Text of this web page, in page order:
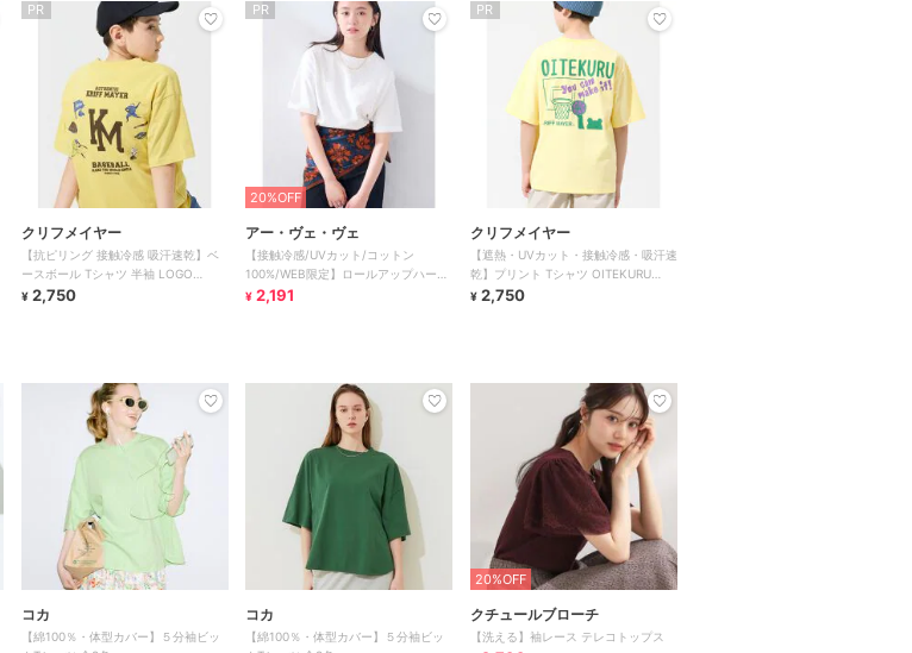
PR
クリフメイヤー
【抗ピリング 接触冷感 吸汗速乾】ベ
ースボール Tシャツ 半袖 LOGO
120cm～170cm
¥ 2,750
PR
20%OFF
アー・ヴェ・ヴェ
【接触冷感/UVカット/コットン
100%/WEB限定】ロールアップハーフ
スリーブTシャツ
¥ 2,191
PR
クリフメイヤー
【遮熱・UVカット・接触冷感・吸汗速
乾】プリント Tシャツ OITEKURU
120cm～170cm
¥ 2,750
コカ
【綿100％・体型カバー】５分袖ビッ
コカ
【綿100％・体型カバー】５分袖ビッ
20%OFF
クチュールブローチ
【洗える】袖レース テレコトップス